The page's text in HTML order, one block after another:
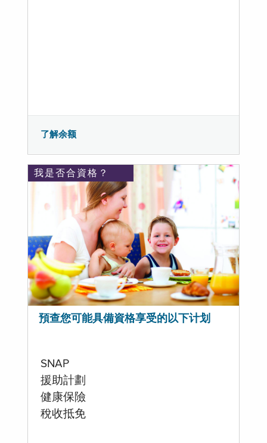
了解余额
我是否合資格？
預查您可能具備資格享受的以下计划
SNAP
援助計劃
健康保險
稅收抵免